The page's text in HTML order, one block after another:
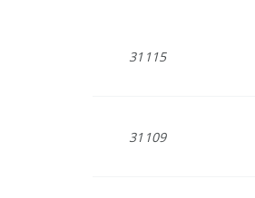
31115
31109